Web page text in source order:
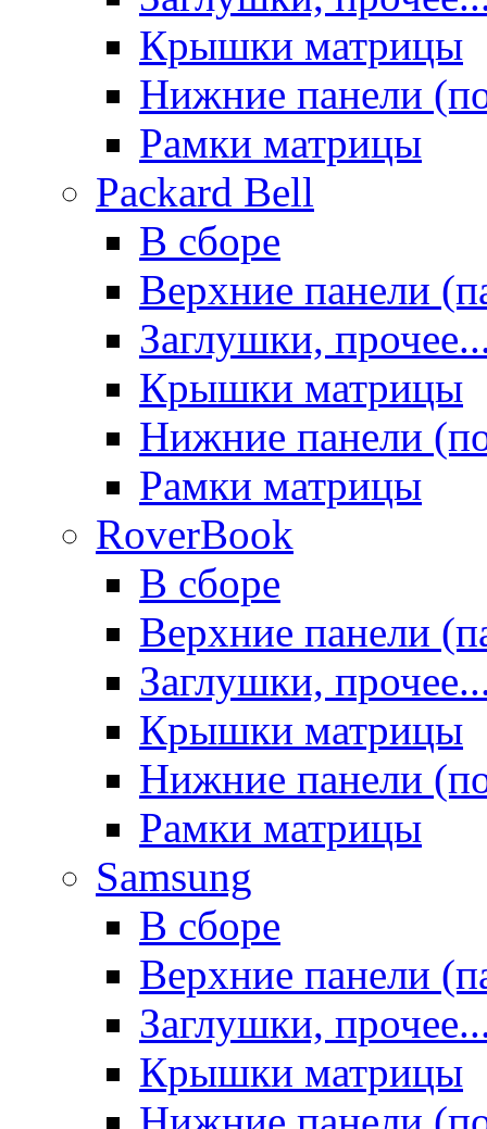
Крышки матрицы
Нижние панели
Рамки матрицы
Packard Bell
В сборе
Верхние панели
Заглушки,
Крышки матрицы
Нижние панели
Рамки матрицы
RoverBook
В сборе
Верхние панели
Заглушки,
Крышки матрицы
Нижние панели
Рамки матрицы
Samsung
В сборе
Верхние панели
Заглушки,
Крышки матрицы